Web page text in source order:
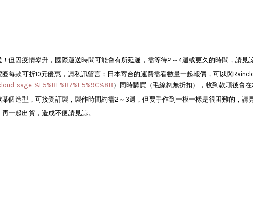
但因疫情攀升，國際運送時間可能會有所延遲，需等待2～4週或更久的時間，請見諒
每款可折10元優惠，請私訊留言；日本寄台的運費需看數量一起報價，可以與
sage-%E5%BE%B7%E5%9C%8B ）同時購買（毛線恕無折扣），收到款項後會在
個造型，可接受訂製，製作時間約需2～3週，但要手作到一模一樣是很困難的，請
一起出貨，造成不便請見諒。